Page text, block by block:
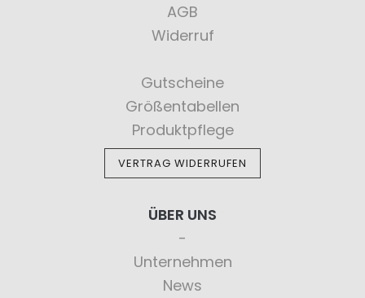
AGB
Widerruf
Gutscheine
Größentabellen
Produktpflege
VERTRAG WIDERRUFEN
ÜBER UNS
Unternehmen
News